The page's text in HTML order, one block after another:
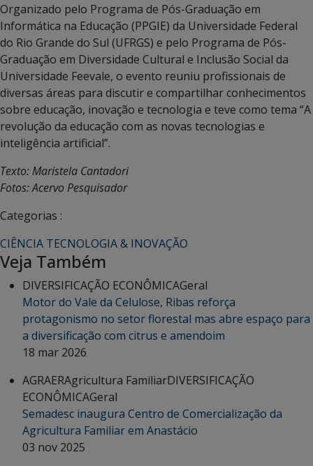
Organizado pelo Programa de Pós-Graduação em
Informática na Educação (PPGIE) da Universidade Federal
do Rio Grande do Sul (UFRGS) e pelo Programa de Pós-
Graduação em Diversidade Cultural e Inclusão Social da
Universidade Feevale, o evento reuniu profissionais de
diversas áreas para discutir e compartilhar conhecimentos
sobre educação, inovação e tecnologia e teve como tema “A
revolução da educação com as novas tecnologias e
inteligência artificial”.
Texto: Maristela Cantadori
Fotos: Acervo Pesquisador
Categorias :
CIÊNCIA TECNOLOGIA & INOVAÇÃO
Veja Também
DIVERSIFICAÇÃO ECONÔMICAGeral
Motor do Vale da Celulose, Ribas reforça
protagonismo no setor florestal mas abre espaço para
a diversificação com citrus e amendoim
18 mar 2026
AGRAERAgricultura FamiliarDIVERSIFICAÇÃO
ECONÔMICAGeral
Semadesc inaugura Centro de Comercialização da
Agricultura Familiar em Anastácio
03 nov 2025